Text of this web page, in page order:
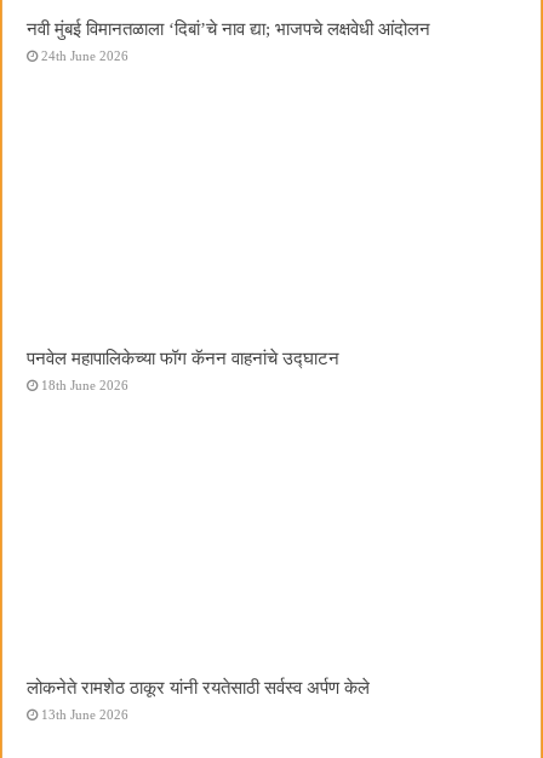
नवी मुंबई विमानतळाला ‌‘दिबां‌’चे नाव द्या; भाजपचे लक्षवेधी आंदोलन
24th June 2026
पनवेल महापालिकेच्या फॉग कॅनन वाहनांचे उद्घाटन
18th June 2026
लोकनेते रामशेठ ठाकूर यांनी रयतेसाठी सर्वस्व अर्पण केले
13th June 2026